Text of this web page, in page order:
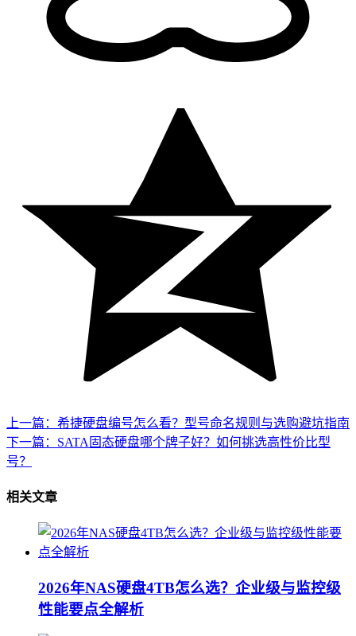
上一篇：希捷硬盘编号怎么看？型号命名规则与选购避坑指南
下一篇：SATA固态硬盘哪个牌子好？如何挑选高性价比型
号？
相关文章
2026年NAS硬盘4TB怎么选？企业级与监控级
性能要点全解析